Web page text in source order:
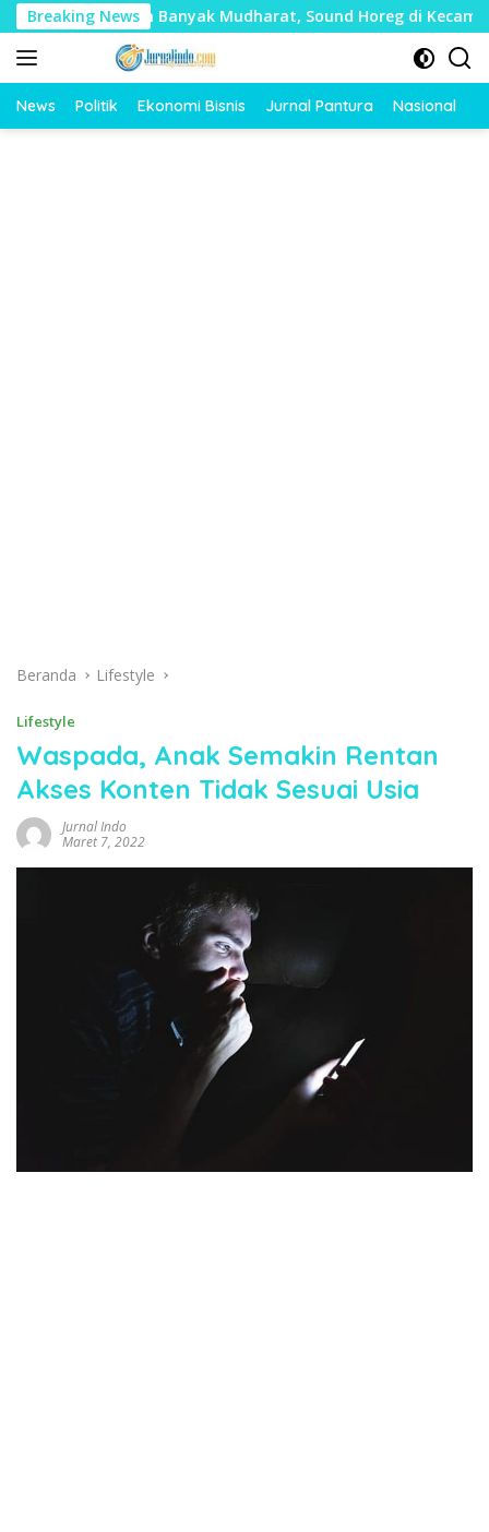
Langsung
ke
konten
Breaking News
Timbulkan Banyak Mudharat, Sound Horeg di Kecamatan
News Politik Ekonomi Bisnis Jurnal Pantura Nasional
Beranda Lifestyle
Lifestyle
Waspada, Anak Semakin Rentan
Akses Konten Tidak Sesuai Usia
Jurnal Indo
Maret 7, 2022